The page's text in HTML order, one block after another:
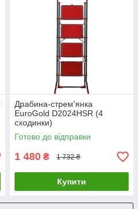
Драбина-стрем'янка
EuroGold D2024HSR (4
сходинки)
Готово до відправки
1 480 ₴ 1 732 ₴
Купити